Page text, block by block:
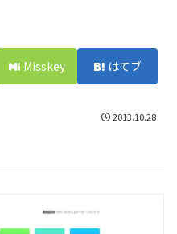
Misskey はてブ
2013.10.28